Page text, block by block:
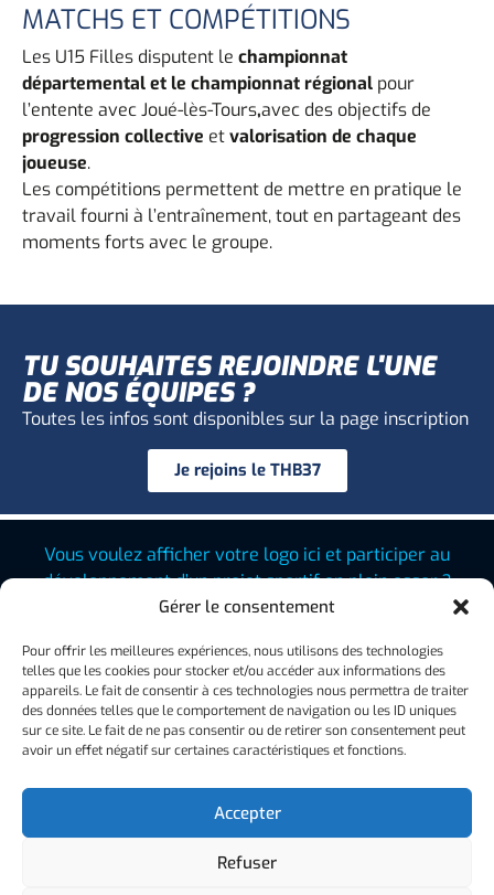
Gérer le consentement
Pour offrir les meilleures expériences, nous utilisons des technologies
telles que les cookies pour stocker et/ou accéder aux informations des
appareils. Le fait de consentir à ces technologies nous permettra de traiter
des données telles que le comportement de navigation ou les ID uniques
sur ce site. Le fait de ne pas consentir ou de retirer son consentement peut
avoir un effet négatif sur certaines caractéristiques et fonctions.
Accepter
Refuser
MATCHS ET COMPÉTITIONS
Les U15 Filles disputent le championnat
départemental et le championnat régional pour
l’entente avec Joué-lès-Tours,avec des objectifs de
progression collective etvalorisation de chaque
joueuse.
Les compétitions permettent de mettre en pratique le
travail fourni à l’entraînement, tout en partageant des
moments forts avec le groupe.
TU SOUHAITES REJOINDRE L'UNE
DE NOS ÉQUIPES ?
Toutes les infos sont disponibles sur la page inscription
Je rejoins le THB37
Vous voulez afficher votre logo ici et participer au
développement d’un projet sportif en plein essor ?
Contactez-nous
Devenir bénévole